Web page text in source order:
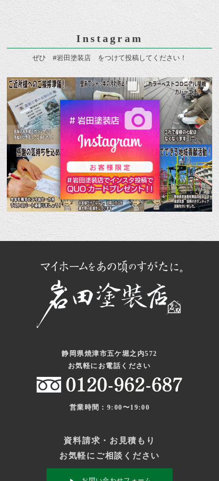
Instagram
ぜひ #岩田塗装店 をつけて投稿してください！
静岡県焼津市五ケ堀之内572
お気軽にお電話ください
営業時間：9:00〜19:00
資料請求・お見積もり
お気軽にご相談ください